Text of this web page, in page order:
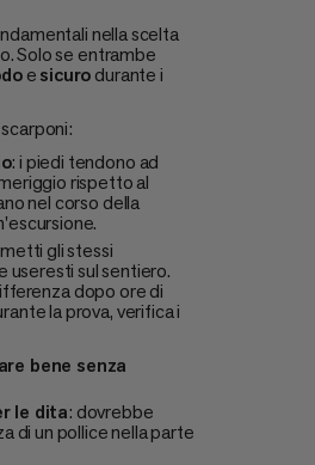
nella scelta
Solo se entrambe
esicurodurante i
: i piedi tendono ad
rispetto al
nel corso della
gli stessi
useresti sul sentiero.
dopo ore di
la prova, verifica i
bene senza
le dita: dovrebbe
di un pollice nella parte